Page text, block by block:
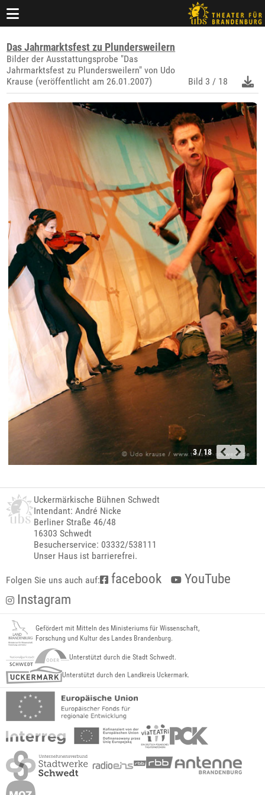
Das Jahrmarktsfest zu Plundersweilern
Bilder der Ausstattungsprobe "Das
Jahrmarktsfest zu Plundersweilern" von Udo
Krause (veröffentlicht am 26.01.2007)
Bild 3 / 18
3 / 18
Uckermärkische Bühnen Schwedt
Intendant: André Nicke
Berliner Straße 46/48
16303 Schwedt
Besucherservice: 03332/538111
Unser Haus ist barrierefrei.
Folgen Sie uns auch auf: facebook
YouTube
Instagram
Gefördert mit Mitteln des Ministeriums für Wissenschaft,
Forschung und Kultur des Landes Brandenburg.
Unterstützt durch die Stadt Schwedt.
Unterstützt durch den Landkreis Uckermark.